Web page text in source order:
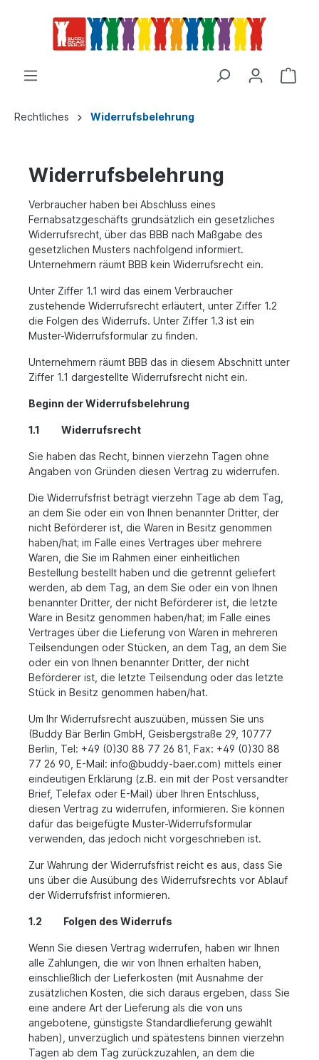
Rechtliches Widerrufsbelehrung
Widerrufsbelehrung
Verbraucher haben bei Abschluss eines
Fernabsatzgeschäfts grundsätzlich ein gesetzliches
Widerrufsrecht, über das BBB nach Maßgabe des
gesetzlichen Musters nachfolgend informiert.
Unternehmern räumt BBB kein Widerrufsrecht ein.
Unter Ziffer 1.1 wird das einem Verbraucher
zustehende Widerrufsrecht erläutert, unter Ziffer 1.2
die Folgen des Widerrufs. Unter Ziffer 1.3 ist ein
Muster-Widerrufsformular zu finden.
Unternehmern räumt BBB das in diesem Abschnitt unter
Ziffer 1.1 dargestellte Widerrufsrecht nicht ein.
Beginn der Widerrufsbelehrung
1.1 Widerrufsrecht
Sie haben das Recht, binnen vierzehn Tagen ohne
Angaben von Gründen diesen Vertrag zu widerrufen.
Die Widerrufsfrist beträgt vierzehn Tage ab dem Tag,
an dem Sie oder ein von Ihnen benannter Dritter, der
nicht Beförderer ist, die Waren in Besitz genommen
haben/hat; im Falle eines Vertrages über mehrere
Waren, die Sie im Rahmen einer einheitlichen
Bestellung bestellt haben und die getrennt geliefert
werden, ab dem Tag, an dem Sie oder ein von Ihnen
benannter Dritter, der nicht Beförderer ist, die letzte
Ware in Besitz genommen haben/hat; im Falle eines
Vertrages über die Lieferung von Waren in mehreren
Teilsendungen oder Stücken, an dem Tag, an dem Sie
oder ein von Ihnen benannter Dritter, der nicht
Beförderer ist, die letzte Teilsendung oder das letzte
Stück in Besitz genommen haben/hat.
Um Ihr Widerrufsrecht auszuüben, müssen Sie uns
(Buddy Bär Berlin GmbH, Geisbergstraße 29, 10777
Berlin, Tel: +49 (0)30 88 77 26 81, Fax: +49 (0)30 88
77 26 90, E-Mail: info@buddy-baer.com) mittels einer
eindeutigen Erklärung (z.B. ein mit der Post versandter
Brief, Telefax oder E-Mail) über Ihren Entschluss,
diesen Vertrag zu widerrufen, informieren. Sie können
dafür das beigefügte Muster-Widerrufsformular
verwenden, das jedoch nicht vorgeschrieben ist.
Zur Wahrung der Widerrufsfrist reicht es aus, dass Sie
uns über die Ausübung des Widerrufsrechts vor Ablauf
der Widerrufsfrist informieren.
1.2 Folgen des Widerrufs
Wenn Sie diesen Vertrag widerrufen, haben wir Ihnen
alle Zahlungen, die wir von Ihnen erhalten haben,
einschließlich der Lieferkosten (mit Ausnahme der
zusätzlichen Kosten, die sich daraus ergeben, dass Sie
eine andere Art der Lieferung als die von uns
angebotene, günstigste Standardlieferung gewählt
haben), unverzüglich und spätestens binnen vierzehn
Tagen ab dem Tag zurückzuzahlen, an dem die